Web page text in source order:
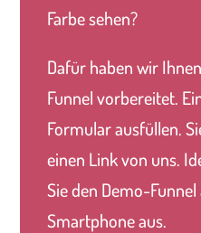
Farbe sehen?
Dafür haben wir
Funnel vorbereitet.
Formular ausfüllen.
einen Link von uns.
Sie den Demo-
Smartphone aus.